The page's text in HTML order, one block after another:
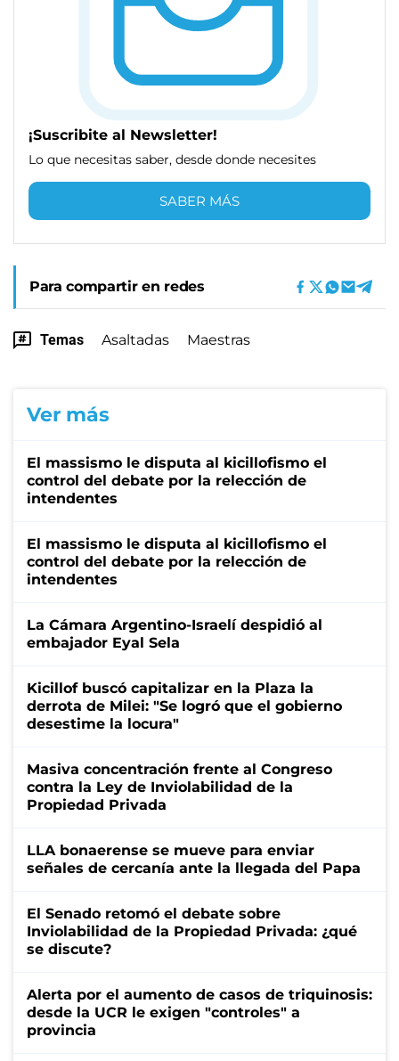
¡Suscribite al Newsletter!
Lo que necesitas saber, desde donde necesites
SABER MÁS
Para compartir en redes
Temas Asaltadas Maestras
Ver más
El massismo le disputa al kicillofismo el
control del debate por la relección de
intendentes
El massismo le disputa al kicillofismo el
control del debate por la relección de
intendentes
La Cámara Argentino-Israelí despidió al
embajador Eyal Sela
Kicillof buscó capitalizar en la Plaza la
derrota de Milei: "Se logró que el gobierno
desestime la locura"
Masiva concentración frente al Congreso
contra la Ley de Inviolabilidad de la
Propiedad Privada
LLA bonaerense se mueve para enviar
señales de cercanía ante la llegada del Papa
El Senado retomó el debate sobre
Inviolabilidad de la Propiedad Privada: ¿qué
se discute?
Alerta por el aumento de casos de triquinosis:
desde la UCR le exigen "controles" a
provincia